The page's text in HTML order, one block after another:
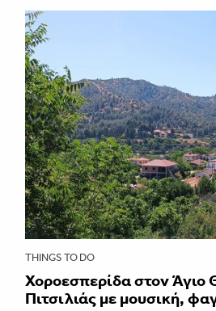
THINGS TO DO
Χοροεσπερίδα στον Άγιο
Πιτσιλιάς με μουσική,